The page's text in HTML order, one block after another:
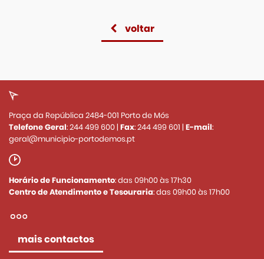
voltar
Praça da República 2484-001 Porto de Mós
Telefone Geral:244 499 600| Fax:244 499 601 | E-mail:
geral@municipio-portodemos.pt
Horário de Funcionamento: das 09h00 às 17h30
Centro de Atendimento e Tesouraria: das 09h00 às 17h00
mais contactos